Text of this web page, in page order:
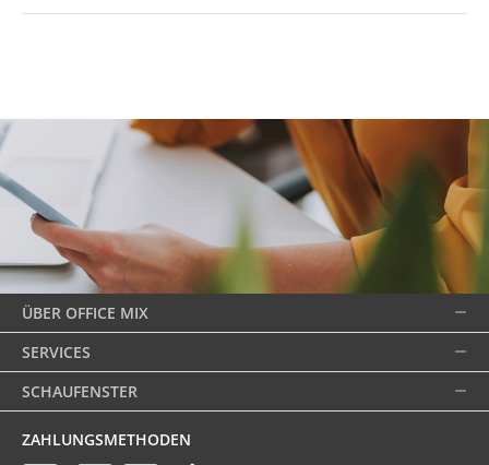
ÜBER OFFICE MIX
SERVICES
SCHAUFENSTER
ZAHLUNGSMETHODEN